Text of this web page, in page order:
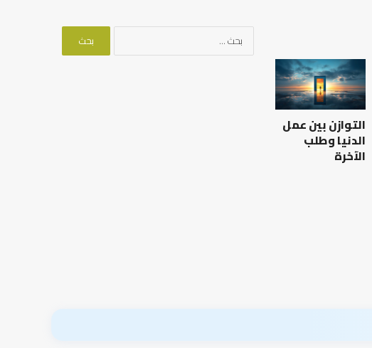
العلاقة
العلمية
بين
الإمام
مالك
والليث
التوازن بين عمل
الدنيا وطلب
الآخرة
البحث